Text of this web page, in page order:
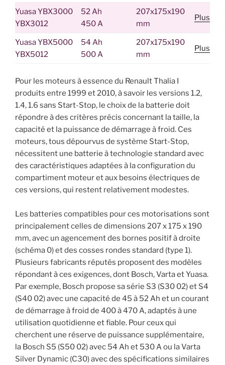
Yuasa YBX3000
YBX3012
52 Ah
450 A
207x175x190
mm
Plus
Yuasa YBX5000
YBX5012
54 Ah
500 A
207x175x190
mm
Plus
Pour les moteurs à essence du Renault Thalia I
produits entre 1999 et 2010, à savoir les versions 1.2,
1.4, 1.6 sans Start-Stop, le choix de la batterie doit
répondre à des critères précis concernant la taille, la
capacité et la puissance de démarrage à froid. Ces
moteurs, tous dépourvus de système Start-Stop,
nécessitent une batterie à technologie standard avec
des caractéristiques adaptées à la configuration du
compartiment moteur et aux besoins électriques de
ces versions, qui restent relativement modestes.
Les batteries compatibles pour ces motorisations sont
principalement celles de dimensions 207 x 175 x 190
mm, avec un agencement des bornes positif à droite
(schéma 0) et des cosses rondes standard (type 1).
Plusieurs fabricants réputés proposent des modèles
répondant à ces exigences, dont Bosch, Varta et Yuasa.
Par exemple, Bosch propose sa série S3 (S30 02) et S4
(S40 02) avec une capacité de 45 à 52 Ah et un courant
de démarrage à froid de 400 à 470 A, adaptés à une
utilisation quotidienne et fiable. Pour ceux qui
cherchent une réserve de puissance supplémentaire,
la Bosch S5 (S50 02) avec 54 Ah et 530 A ou la Varta
Silver Dynamic (C30) avec des spécifications similaires